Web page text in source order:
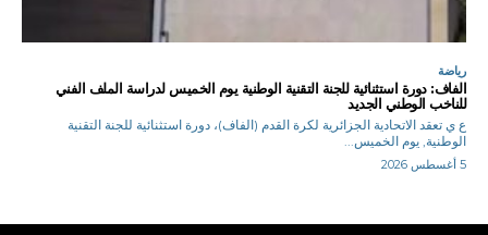
رياضة
الفاف: دورة استثنائية للجنة التقنية الوطنية يوم الخميس لدراسة الملف الفني
للناخب الوطني الجديد
ع ي تعقد الاتحادية الجزائرية لكرة القدم (الفاف)، دورة استثنائية للجنة التقنية
الوطنية, يوم الخميس...
5 أغسطس 2026